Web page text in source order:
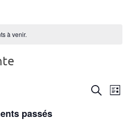
à venir.
Recherche
Liste
passés